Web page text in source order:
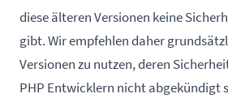
diese älteren Versionen keine
gibt. Wir empfehlen daher
Versionen zu nutzen, deren
PHP Entwicklern nicht abgekündigt